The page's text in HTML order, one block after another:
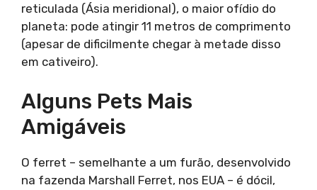
reticulada (Ásia meridional), o maior ofídio do
planeta: pode atingir 11 metros de comprimento
(apesar de dificilmente chegar à metade disso
em cativeiro).
Alguns Pets Mais
Amigáveis
O ferret – semelhante a um furão, desenvolvido
na fazenda Marshall Ferret, nos EUA – é dócil,